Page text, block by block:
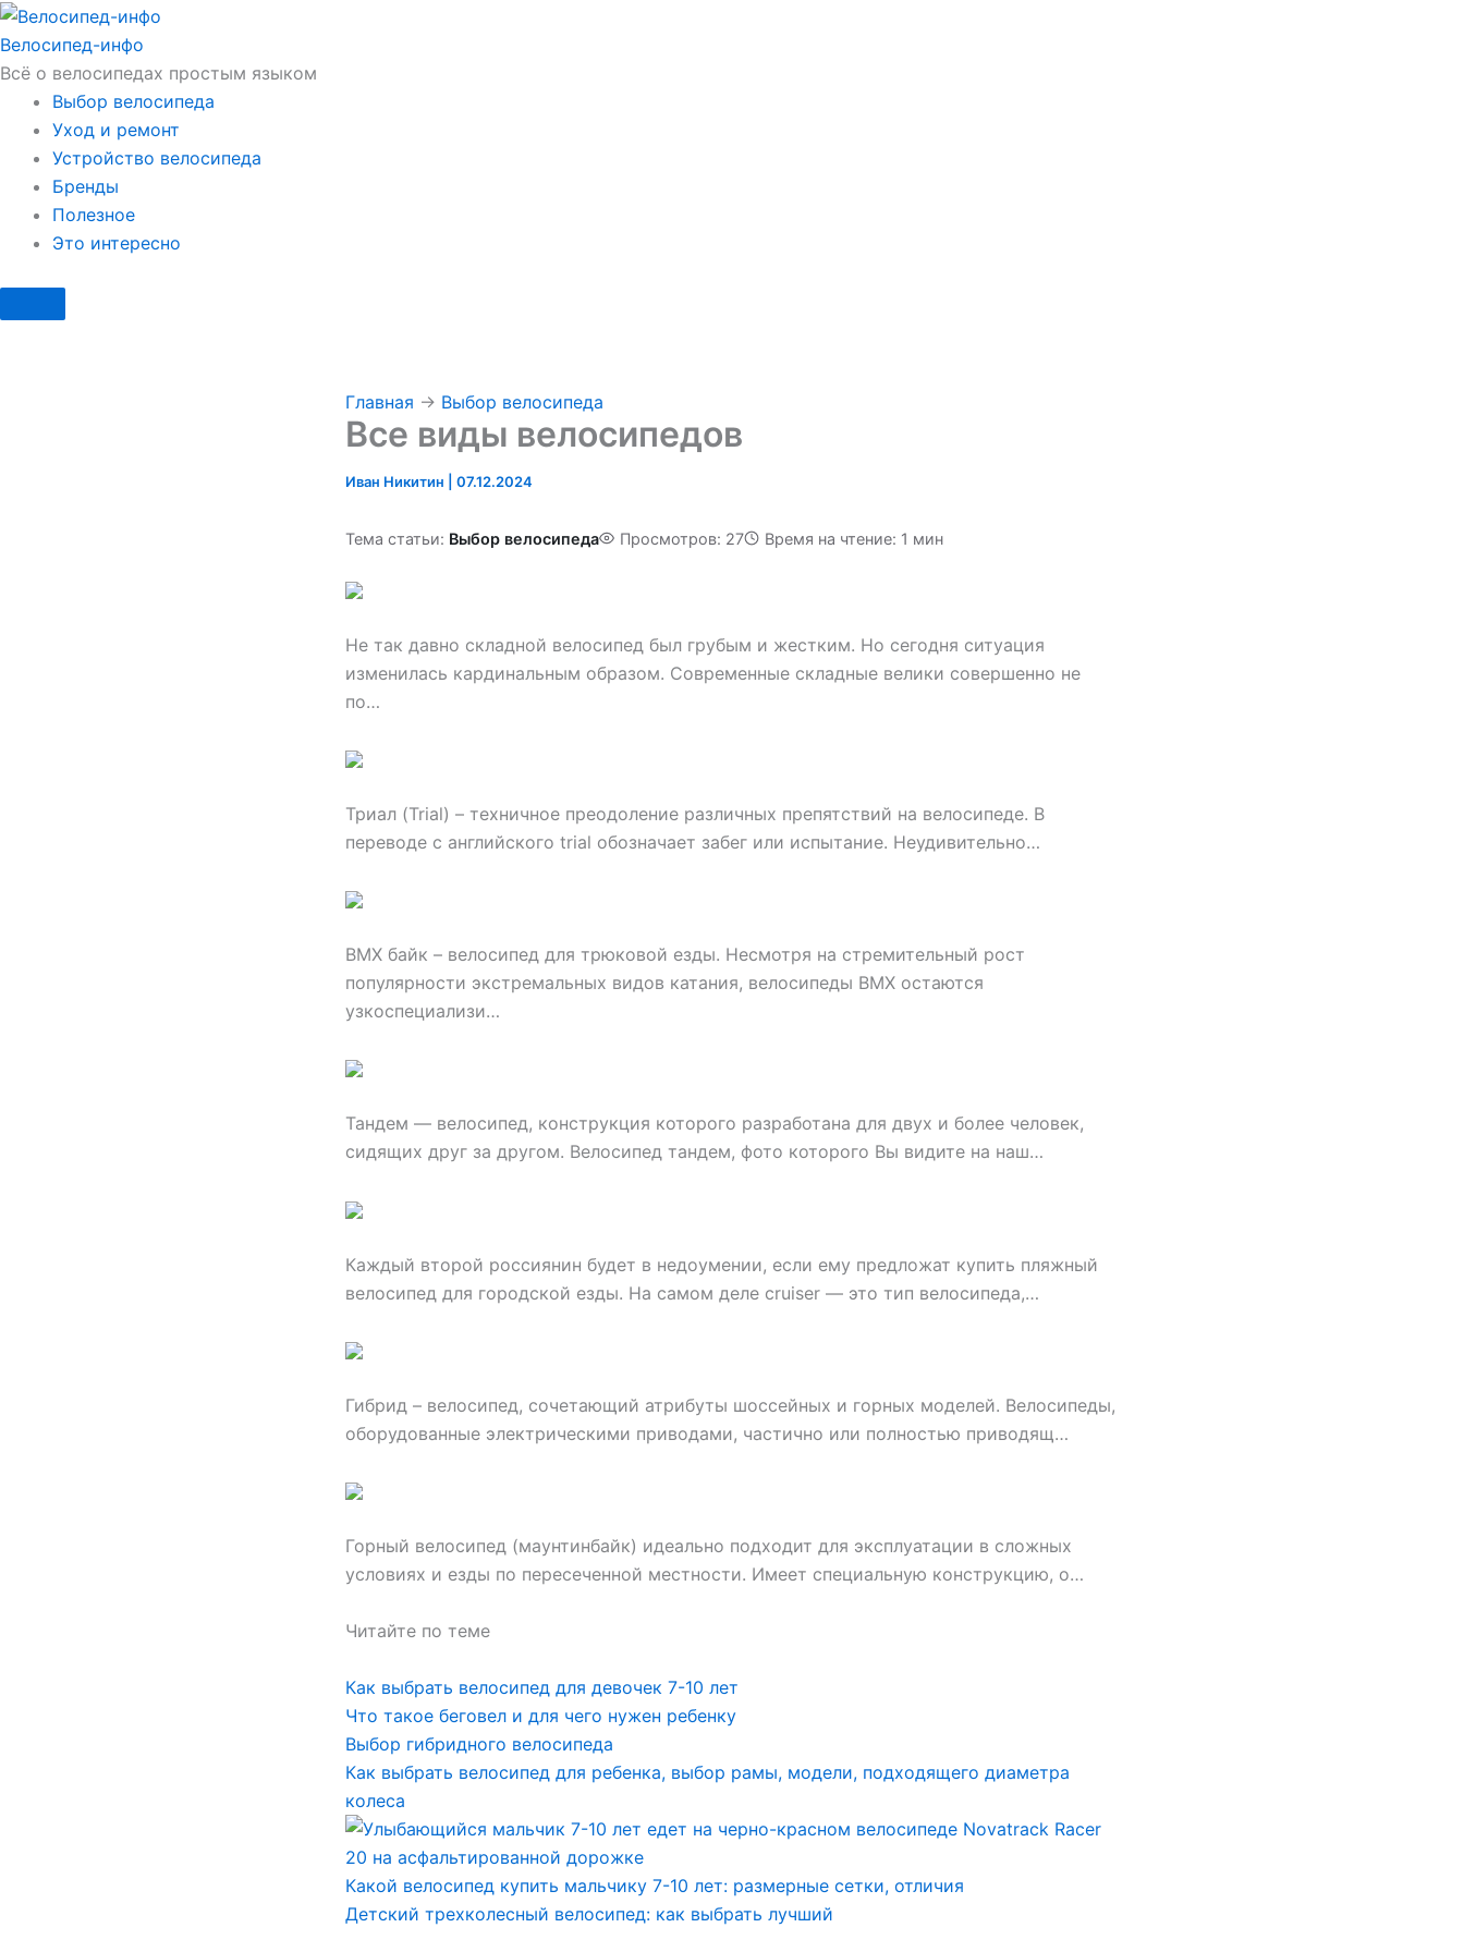
Перейти
к
содержимому
Велосипед-инфо
Всё о велосипедах простым языком
Выбор велосипеда
Уход и ремонт
Устройство велосипеда
Бренды
Полезное
Это интересно
Главная → Выбор велосипеда
Все виды велосипедов
Иван Никитин 07.12.2024
Тема статьи: Выбор велосипеда Просмотров: 27 Время на чтение: 1 мин
Не так давно складной велосипед был грубым и жестким. Но сегодня ситуация
изменилась кардинальным образом. Современные складные велики совершенно не
по…
Триал (Trial) – техничное преодоление различных препятствий на велосипеде. В
переводе с английского trial обозначает забег или испытание. Неудивительно…
ВМХ байк – велосипед для трюковой езды. Несмотря на стремительный рост
популярности экстремальных видов катания, велосипеды ВМХ остаются
узкоспециализи…
Тандем — велосипед, конструкция которого разработана для двух и более человек,
сидящих друг за другом. Велосипед тандем, фото которого Вы видите на наш…
Каждый второй россиянин будет в недоумении, если ему предложат купить пляжный
велосипед для городской езды. На самом деле cruiser — это тип велосипеда,…
Гибрид – велосипед, сочетающий атрибуты шоссейных и горных моделей. Велосипеды,
оборудованные электрическими приводами, частично или полностью приводящ…
Горный велосипед (маунтинбайк) идеально подходит для эксплуатации в сложных
условиях и езды по пересеченной местности. Имеет специальную конструкцию, о…
Читайте по теме
Как выбрать велосипед для девочек 7-10 лет
Что такое беговел и для чего нужен ребенку
Выбор гибридного велосипеда
Как выбрать велосипед для ребенка, выбор рамы, модели, подходящего диаметра
колеса
Какой велосипед купить мальчику 7-10 лет: размерные сетки, отличия
Детский трехколесный велосипед: как выбрать лучший